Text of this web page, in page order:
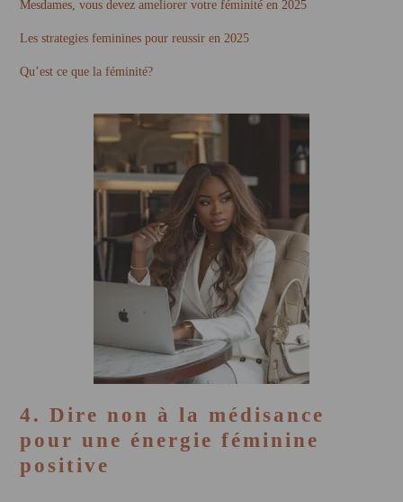
Mesdames, vous devez ameliorer votre féminité en 2025
Les strategies feminines pour reussir en 2025
Qu’est ce que la féminité?
4. Dire non à la médisance
pour une énergie féminine
positive